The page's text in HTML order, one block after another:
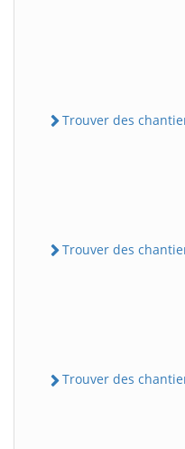
Trouver des
Trouver des
Trouver des